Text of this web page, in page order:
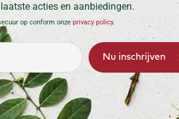
acties en aanbiedingen.
op conform onze privacy policy.